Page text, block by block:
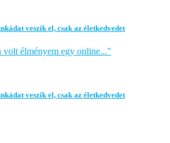
veszik el, csak az életkedvedet
volt élményem egy online..."
veszik el, csak az életkedvedet